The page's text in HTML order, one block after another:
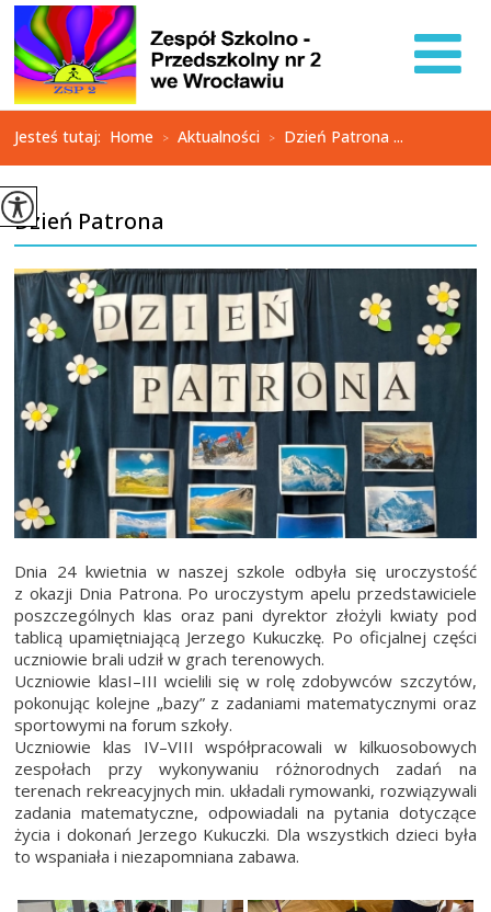
Jesteś tutaj: Home > Aktualności > Dzień Patrona ...
Dzień Patrona
Dnia 24 kwietnia w naszej szkole odbyła się uroczystość
z okazji Dnia Patrona. Po uroczystym apelu przedstawiciele
poszczególnych klas oraz pani dyrektor złożyli kwiaty pod
tablicą upamiętniającą Jerzego Kukuczkę. Po oficjalnej części
uczniowie brali udził w grach terenowych.
Uczniowie klasI–III wcielili się w rolę zdobywców szczytów,
pokonując kolejne „bazy” z zadaniami matematycznymi oraz
sportowymi na forum szkoły.
Uczniowie klas IV–VIII współpracowali w kilkuosobowych
zespołach przy wykonywaniu różnorodnych zadań na
terenach rekreacyjnych min. układali rymowanki, rozwiązywali
zadania matematyczne, odpowiadali na pytania dotyczące
życia i dokonań Jerzego Kukuczki. Dla wszystkich dzieci była
to wspaniała i niezapomniana zabawa.